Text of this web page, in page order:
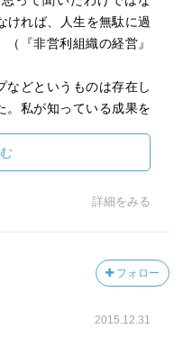
かを問い、それが自らが
き、人は自由になる」
せること
こと
定を行うこと（出典：
の原則
ければ、人生を無駄に過
『非営利組織の経営』
などというものは存在し
。私が知っている成果を
万別だった。共通点は、
た」（『経営者』の条
仕事の仕方、価値観を
ることによって、普通の
るからである」（『明日
ある。第一に、部分の和
詳細をみる
フォロー
2015.12.31